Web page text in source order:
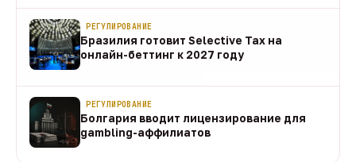
РЕГУЛИРОВАНИЕ
Бразилия готовит Selective Tax на
онлайн-беттинг к 2027 году
РЕГУЛИРОВАНИЕ
Болгария вводит лицензирование для
gambling-аффилиатов